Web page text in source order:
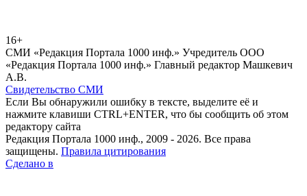
16+
СМИ «Редакция Портала 1000 инф.» Учредитель ООО
«Редакция Портала 1000 инф.» Главный редактор Машкевич
А.В.
Свидетельство СМИ
Если Вы обнаружили ошибку в тексте, выделите её и
нажмите клавиши CTRL+ENTER, что бы сообщить об этом
редактору сайта
Редакция Портала 1000 инф., 2009 - 2026. Все права
защищены. Правила цитирования
Сделано в